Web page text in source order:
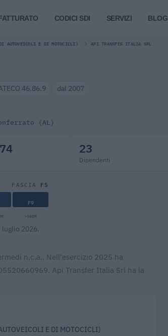
CODICI SDI SERVIZI BLOG
DI AUTOVEICOLI E DI MOTOCICLI) API TRANSFER ITALIA SRL
46.86.9 dal 2007
(AL)
23
Dipendenti
FASCIA F5
F9
>500M
2026.
n.c.a.. Nell'esercizio 2025 ha
Api Transfer Italia Srl ha la
E DI MOTOCICLI)